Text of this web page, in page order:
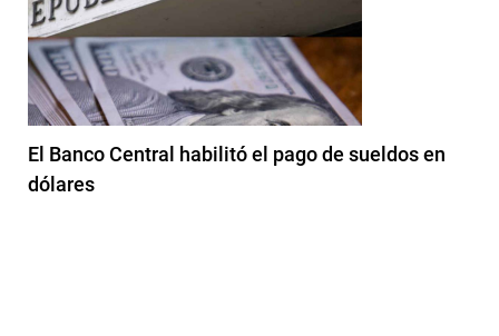
El Banco Central habilitó el pago de sueldos en
dólares